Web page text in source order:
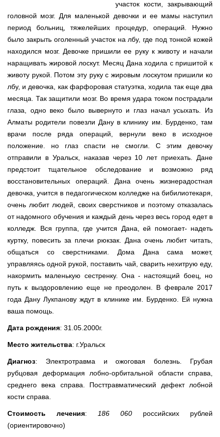
участок кости, закрывающий
головной мозг. Для маленькой девочки и ее мамы наступил
период больниц, тяжелейших процедур, операций. Нужно
было закрыть оголенный участок на лбу, где под тонкой кожей
находился мозг. Девочке пришили ее руку к животу и начали
наращивать жировой лоскут. Месяц Дана ходила с пришитой к
животу рукой. Потом эту руку с жировым лоскутом пришили ко
лбу, и девочка, как фарфоровая статуэтка, ходила так еще два
месяца. Так защитили мозг. Во время удара током пострадали
глаза, одно веко было вывернуто и глаз начал усыхать. Из
Алматы родители повезли Дану в клинику им. Бурденко, там
врачи после ряда операций, вернули веко в исходное
положение. но глаз спасти не смогли. С этим девочку
отправили в Уральск, наказав через 10 лет приехать. Дане
предстоит тщательное обследование и возможно ряд
восстановительных операций. Дана очень жизнерадостная
девочка, учится в педагогическом колледже на бибилиотекаря,
очень любит людей, своих сверстников и поэтому отказалась
от надомного обучения и каждый день через весь город едет в
колледж. Вся группа, где учится Дана, ей помогает- надеть
куртку, повесить за плечи рюкзак. Дана очень любит читать,
общаться со сверстниками. Дома Дана сама может,
управляясь одной рукой, поставить чай, сварить нехитрую еду,
накормить маленькую сестренку. Она - настоящий боец, но
путь к выздоровлению еще не преодолен. В феврале 2017
года Дану Лукпанову ждут в клинике им. Бурденко. Ей нужна
ваша помощь.
Дата рождения: 31.05.2000г.
Место жительства: г.Уральск
Диагноз: Электротравма и ожоговая болезнь. Грубая
рубцовая деформация лобно-орбитальной области справа,
среднего века справа. Посттравматический дефект лобной
кости справа.
Стоимость лечения: 186 060 российских рублей
(ориентировочно)